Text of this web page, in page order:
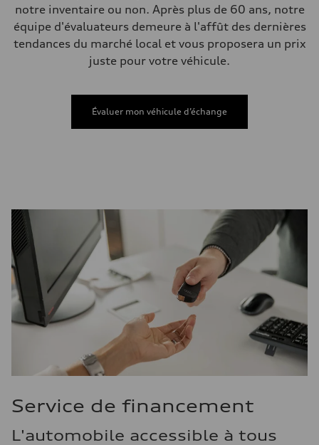
notre inventaire ou non. Après plus de 60 ans, notre
équipe d'évaluateurs demeure à l'affût des dernières
tendances du marché local et vous proposera un prix
juste pour votre véhicule.
Évaluer mon véhicule d’échange
Service de financement
L'automobile accessible à tous